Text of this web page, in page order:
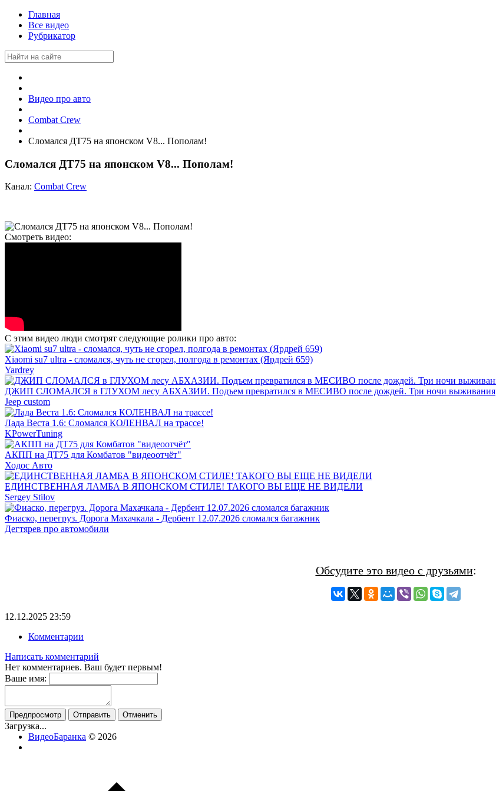
Главная
Все видео
Рубрикатор
Видео про авто
Combat Crew
Сломался ДТ75 на японском V8... Пополам!
Сломался ДТ75 на японском V8... Пополам!
Канал: Combat Crew
Смотреть видео:
С этим видео люди смотрят следующие ролики про авто:
Xiaomi su7 ultra - сломался, чуть не сгорел, полгода в ремонтах (Ярдрей 659)
Yardrey
ДЖИП СЛОМАЛСЯ в ГЛУХОМ лесу АБХАЗИИ. Подъем превратился в МЕСИВО после дождей. Три ночи выживания
Jeep custom
Лада Веста 1.6: Сломался КОЛЕНВАЛ на трассе!
KPowerTuning
АКПП на ДТ75 для Комбатов "видеоотчёт"
Ходос Авто
ЕДИНСТВЕННАЯ ЛАМБА В ЯПОНСКОМ СТИЛЕ! ТАКОГО ВЫ ЕЩЕ НЕ ВИДЕЛИ
Sergey Stilov
Фиаско, перегруз. Дорога Махачкала - Дербент 12.07.2026 сломался багажник
Дегтярев про автомобили
Обсудите это видео с друзьями:
12.12.2025 23:59
Комментарии
Написать комментарий
Нет комментариев. Ваш будет первым!
Ваше имя:
Загрузка...
ВидеоБаранка © 2026